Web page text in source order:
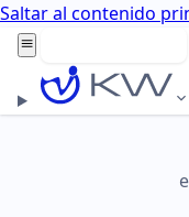
Saltar al contenido